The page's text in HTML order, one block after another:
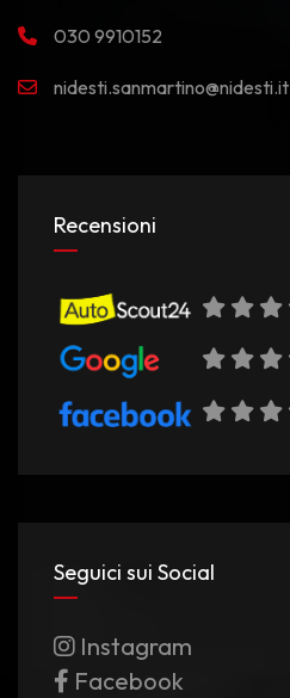
030 9910152
nidesti.sanmartino@nidesti.it
Recensioni
Seguici sui Social
Instagram
Facebook